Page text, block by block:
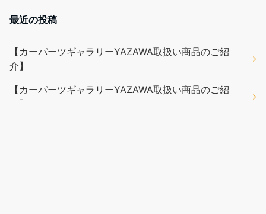
最近の投稿
【カーパーツギャラリーYAZAWA取扱い商品のご紹
介】
【カーパーツギャラリーYAZAWA取扱い商品のご紹
介】